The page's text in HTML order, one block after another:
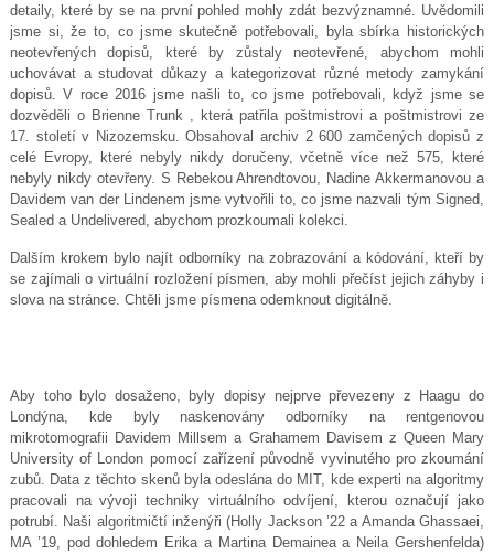
detaily, které by se na první pohled mohly zdát bezvýznamné. Uvědomili
jsme si, že to, co jsme skutečně potřebovali, byla sbírka historických
neotevřených dopisů, které by zůstaly neotevřené, abychom mohli
uchovávat a studovat důkazy a kategorizovat různé metody zamykání
dopisů. V roce 2016 jsme našli to, co jsme potřebovali, když jsme se
dozvěděli o Brienne Trunk , která patřila poštmistrovi a poštmistrovi ze
17. století v Nizozemsku. Obsahoval archiv 2 600 zamčených dopisů z
celé Evropy, které nebyly nikdy doručeny, včetně více než 575, které
nebyly nikdy otevřeny. S Rebekou Ahrendtovou, Nadine Akkermanovou a
Davidem van der Lindenem jsme vytvořili to, co jsme nazvali tým Signed,
Sealed a Undelivered, abychom prozkoumali kolekci.
Dalším krokem bylo najít odborníky na zobrazování a kódování, kteří by
se zajímali o virtuální rozložení písmen, aby mohli přečíst jejich záhyby i
slova na stránce. Chtěli jsme písmena odemknout digitálně.
Aby toho bylo dosaženo, byly dopisy nejprve převezeny z Haagu do
Londýna, kde byly naskenovány odborníky na rentgenovou
mikrotomografii Davidem Millsem a Grahamem Davisem z Queen Mary
University of London pomocí zařízení původně vyvinutého pro zkoumání
zubů. Data z těchto skenů byla odeslána do MIT, kde experti na algoritmy
pracovali na vývoji techniky virtuálního odvíjení, kterou označují jako
potrubí. Naši algoritmičtí inženýři (Holly Jackson ’22 a Amanda Ghassaei,
MA ’19, pod dohledem Erika a Martina Demainea a Neila Gershenfelda)